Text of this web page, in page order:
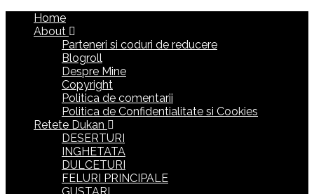
Home
About
Parteneri si coduri de reducere
Blogroll
Despre Mine
Copyright
Politica de comentarii
Politica de Confidentialitate si Cookies
Retete Dukan
DESERTURI
INGHETATA
DULCETURI
FELURI PRINCIPALE